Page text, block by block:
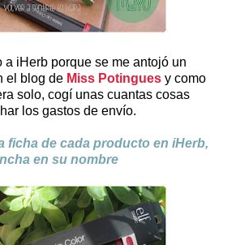
a iHerb porque se me antojó un
el blog de Miss Potingues y como
solo, cogí unas cuantas cosas
los gastos de envío.
ficha de cada producto en iHerb,
en su nombre